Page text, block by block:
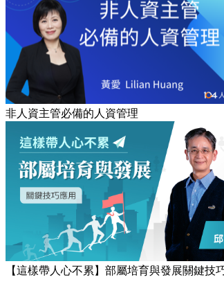
非人資主管必備的人資管理
【這樣帶人心不累】部屬培育與發展關鍵技